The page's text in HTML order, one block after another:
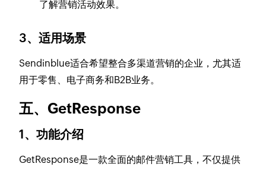
了解营销活动效果。
3、适用场景
Sendinblue适合希望整合多渠道营销的企业，尤其适
用于零售、电子商务和B2B业务。
五、GetResponse
1、功能介绍
GetResponse是一款全面的邮件营销工具，不仅提供